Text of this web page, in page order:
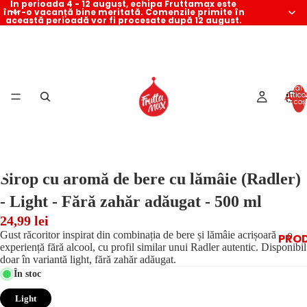
În perioada 4 - 12 august, echipa Fruttamax este
într-o vacanță bine meritată. Comenzile primite în
această perioadă vor fi procesate după 12 august.
Total
în coș:
Sirop cu aromă de bere cu lămâie (Radler)
- Light - Fără zahăr adăugat - 500 ml
24,99 lei
Gust răcoritor inspirat din combinația de bere și lămâie acrișoară – o
experiență fără alcool, cu profil similar unui Radler autentic. Disponibil
doar în variantă light, fără zahăr adăugat.
În stoc
Light